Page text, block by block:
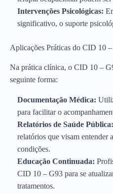
Intervenções Psicológicas:
significativo, o suporte
Aplicações Práticas do CID 10
Na prática clínica, o CID 10 –
seguinte forma:
Documentação Médica:
para facilitar o
Relatórios de Saúde Pública:
relatórios que visam entender
condições.
Educação Continuada:
CID 10 – G93 para se
tratamentos.